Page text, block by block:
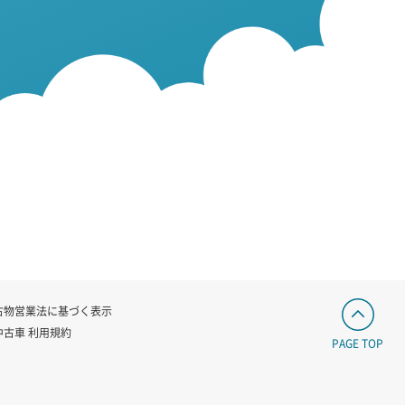
物営業法に基づく表示
古車 利用規約
PAGE TOP